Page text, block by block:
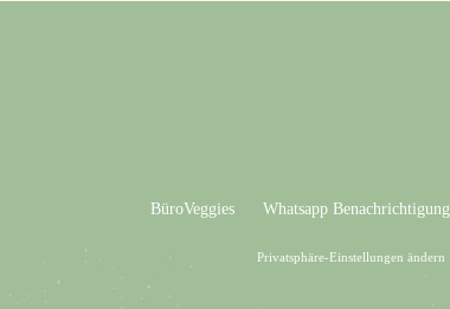
BüroVeggies Whatsapp Benachrichtigung
Privatsphäre-Einstellungen ändern